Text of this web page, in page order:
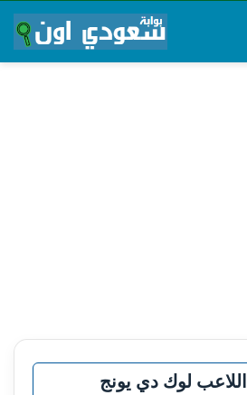
اللاعب لوك دي يونج